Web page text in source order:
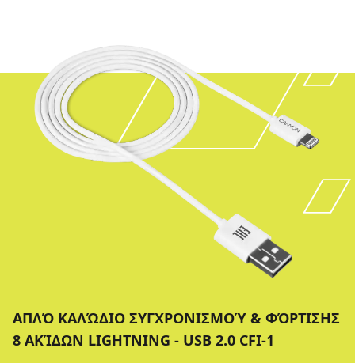
ΑΠΛΌ ΚΑΛΏΔΙΟ ΣΥΓΧΡΟΝΙΣΜΟΎ & ΦΌΡΤΙΣΗΣ
8 ΑΚΊΔΩΝ LIGHTNING - USB 2.0 CFI-1